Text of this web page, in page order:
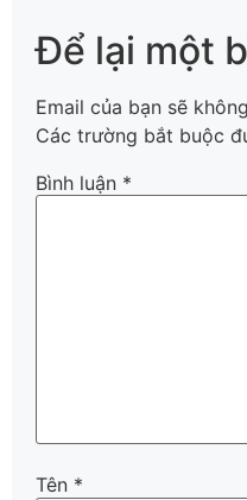
Để lại một
Email của bạn sẽ
Các trường bắt buộc
Bình luận *
Tên *